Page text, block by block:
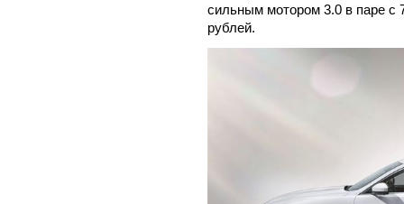
сильным мотором 3.0 в паре с
рублей.